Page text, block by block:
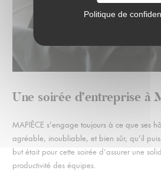
Politique de
Une soirée d’entreprise à
MAPIÈCE s’engage toujours à ce que ses
agréable, inoubliable, et bien sûr, qu’il
but était pour cette soirée d’assurer une
productivité des équipes.